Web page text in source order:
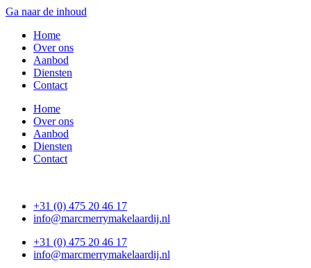
Ga naar de inhoud
Home
Over ons
Aanbod
Diensten
Contact
Home
Over ons
Aanbod
Diensten
Contact
+31 (0) 475 20 46 17
info@marcmerrymakelaardij.nl
+31 (0) 475 20 46 17
info@marcmerrymakelaardij.nl